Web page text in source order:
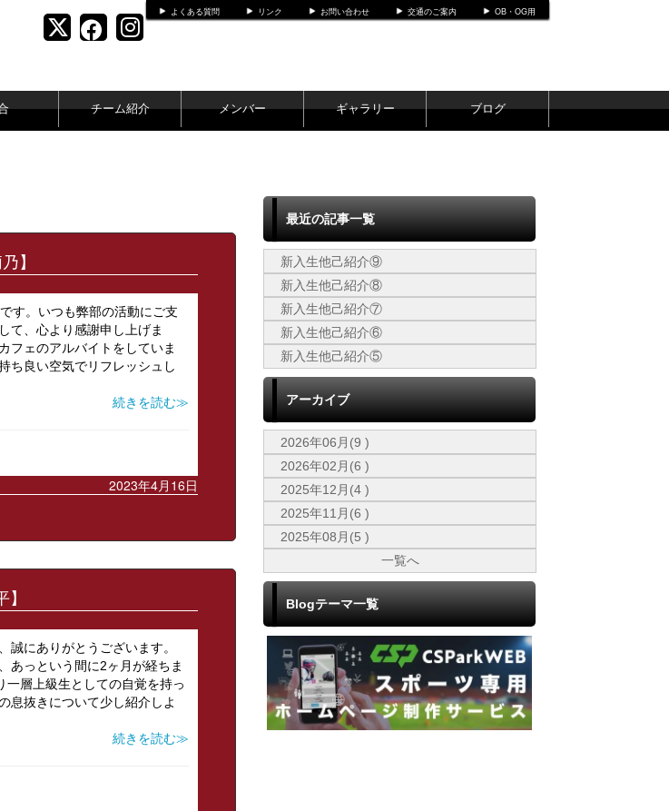
よくある質問 リンク お問い合わせ 交通のご案内 OB・OG用
チーム紹介 メンバー ギャラリー ブログ
】
す。いつも弊部の活動にご支
て、心より感謝申し上げま
フェのアルバイトをしていま
ち良い空気でリフレッシュし
続きを読む≫
2023年4月16日
誠にありがとうございます。
あっという間に2ヶ月が経ちま
一層上級生としての自覚を持っ
息抜きについて少し紹介しよ
続きを読む≫
最近の記事一覧
新入生他己紹介⑨
新入生他己紹介⑧
新入生他己紹介⑦
新入生他己紹介⑥
新入生他己紹介⑤
アーカイブ
2026年06月(9 )
2026年02月(6 )
2025年12月(4 )
2025年11月(6 )
2025年08月(5 )
一覧へ
Blogテーマ一覧